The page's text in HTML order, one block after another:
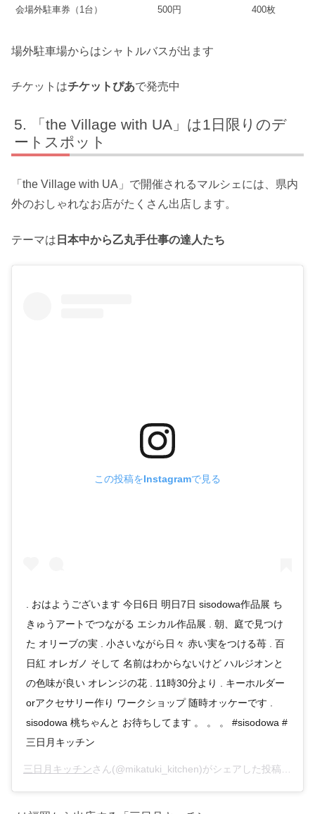
会場外駐車券（1台） 500円 400枚
場外駐車場からはシャトルバスが出ます
チケットはチケットぴあで発売中
「the Village with UA」は1日限りのデ
ートスポット
「the Village with UA」で開催されるマルシェには、県内
外のおしゃれなお店がたくさん出店します。
テーマは 日本中から乙丸手仕事の達人たち
この投稿をInstagramで見る
. おはようございます 今日6日 明日7日 sisodowa作品展 ち
きゅうアートでつながる エシカル作品展 . 朝、庭で見つけ
た オリーブの実 . 小さいながら日々 赤い実をつける苺 . 百
日紅 オレガノ そして 名前はわからないけど ハルジオンと
の色味が良い オレンジの花 . 11時30分より . キーホルダー
orアクセサリー作り ワークショップ 随時オッケーです .
sisodowa 桃ちゃんと お待ちしてます 。 。 。 #sisodowa #
三日月キッチン
三日月キッチンさん(@mikatuki_kitchen)がシェアした投稿 –